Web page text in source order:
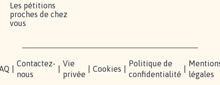
Les pétitions
proches de chez
vous
Contactez-
nous
Vie
privée
Cookies
Politique de
confidentialité
légales